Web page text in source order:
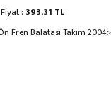
Fiyat : 393,31 TL